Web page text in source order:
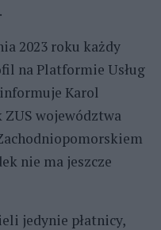
2023 roku każdy
na Platformie Usług
Karol
województwa
nie ma jeszcze
jedynie płatnicy,